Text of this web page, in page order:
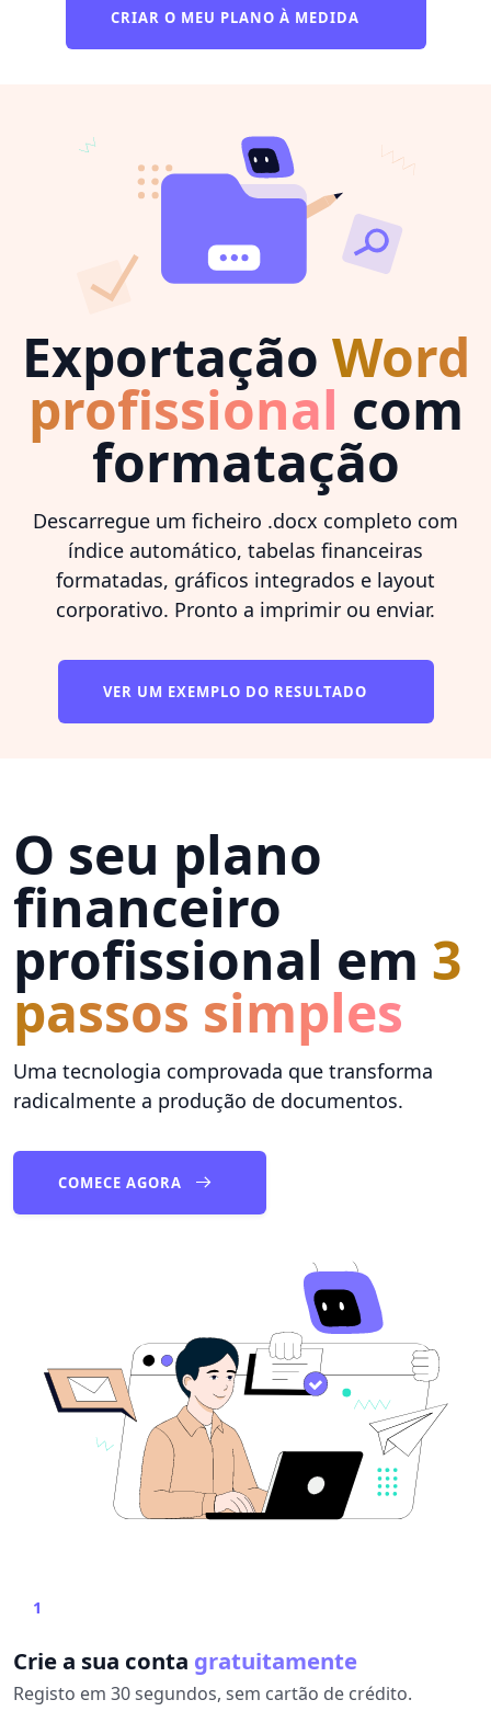
CRIAR O MEU PLANO À MEDIDA
Exportação Word
profissional com
formatação
Descarregue um ficheiro .docx completo com
índice automático, tabelas financeiras
formatadas, gráficos integrados e layout
corporativo. Pronto a imprimir ou enviar.
VER UM EXEMPLO DO RESULTADO
O seu plano
financeiro
profissional em 3
passos simples
Uma tecnologia comprovada que transforma
radicalmente a produção de documentos.
COMECE AGORA
1
Crie a sua conta gratuitamente
Registo em 30 segundos, sem cartão de crédito.